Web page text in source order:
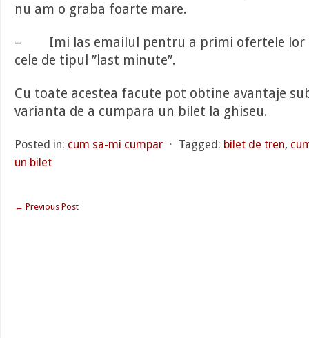
nu am o graba foarte mare.
– Imi las emailul pentru a primi ofertele lor
cele de tipul ”last minute”.
Cu toate acestea facute pot obtine avantaje
varianta de a cumpara un bilet la ghiseu.
Posted in: cum sa-mi cumpar ⋅ Tagged: bilet de tren,
un bilet
← Previous Post